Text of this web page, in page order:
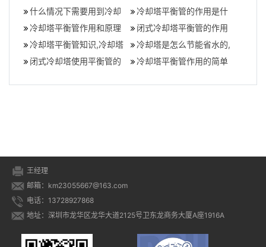
(冷却塔平衡管重要性) 塔平衡管重要性)
什么情况下需要用到冷却
塔平衡管(冷却塔平衡管怎
么使用)
冷却塔平衡管的作用是什
么
冷却塔平衡管作用和原理
(冷却塔内的平衡管是干什
么用的)
闭式冷却塔平衡管的作用
(冷却塔风机与侧风机的作
用是什么）
冷却塔平衡管知识,冷却塔
平衡管的作用和原理图
冷却塔是怎么节能省水的,
冷却塔的节水技术
闭式冷却塔使用平衡管的
冷却塔平衡管作用的简单
王经理
邮箱：km23055667@163.com
电话：13728927868
地址：深圳市龙华区龙华大道2125号卫东龙商务大厦A座1916A